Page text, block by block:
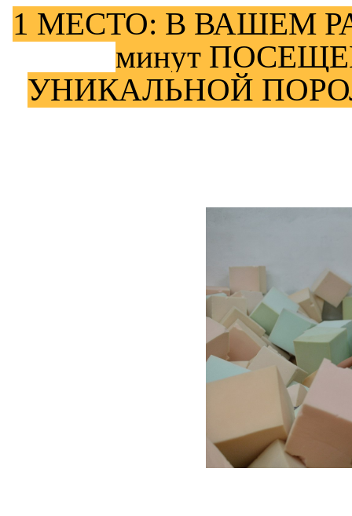
1 МЕСТО: В ВАШЕМ
минут
УНИКАЛЬНОЙ